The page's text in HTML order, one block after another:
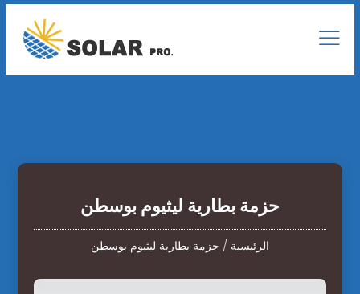
حزمة بطارية ليثيوم بوسطن
الرئيسية / حزمة بطارية ليثيوم بوسطن